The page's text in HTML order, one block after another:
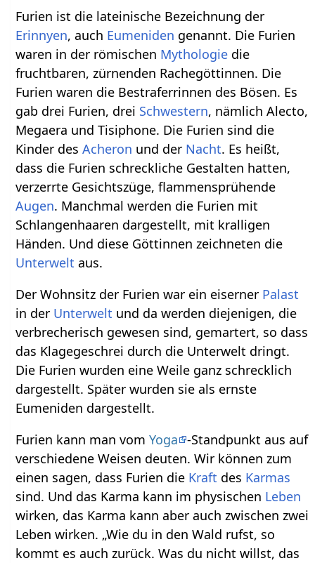
Furien ist die lateinische Bezeichnung der
Erinnyen, auch Eumeniden genannt. Die Furien
waren in der römischen Mythologie die
fruchtbaren, zürnenden Rachegöttinnen. Die
Furien waren die Bestraferrinnen des Bösen. Es
gab drei Furien, drei Schwestern, nämlich Alecto,
Megaera und Tisiphone. Die Furien sind die
Kinder desAcheron und der Nacht. Es heißt,
dass die Furien schreckliche Gestalten hatten,
verzerrte Gesichtszüge, flammensprühende
Augen. Manchmal werden die Furien mit
Schlangenhaaren dargestellt, mit kralligen
Händen. Und diese Göttinnen zeichneten die
Unterwelt aus.
Der Wohnsitz der Furien war ein eiserner Palast
in der Unterwelt und da werden diejenigen, die
verbrecherisch gewesen sind, gemartert, so dass
das Klagegeschrei durch die Unterwelt dringt.
Die Furien wurden eine Weile ganz schrecklich
dargestellt. Später wurden sie als ernste
Eumeniden dargestellt.
Furien kann man vomYoga -Standpunkt aus auf
verschiedene Weisen deuten. Wir können zum
einen sagen, dass Furien die Kraft des Karmas
sind. Und das Karma kann im physischen Leben
wirken, das Karma kann aber auch zwischen zwei
Leben wirken. „Wie du in den Wald rufst, so
kommt es auch zurück. Was du nicht willst, das